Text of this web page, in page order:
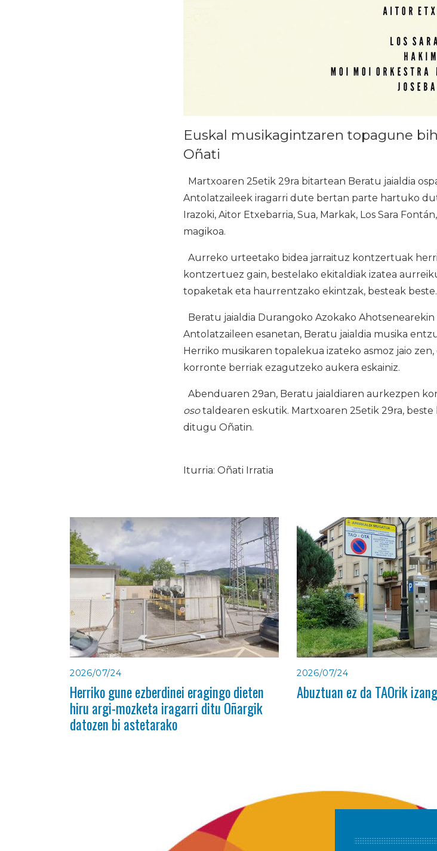
Euskal musikagintzaren topagune
Oñati
Martxoaren 25etik 29ra bitartean Beratu jaialdia
Antolatzaileek iragarri dute bertan parte hartuko
Irazoki, Aitor Etxebarria, Sua, Markak, Los Sara
magikoa.
Aurreko urteetako bidea jarraituz kontzertuak
kontzertuez gain, bestelako ekitaldiak izatea
topaketak eta haurrentzako ekintzak, besteak beste.
Beratu jaialdia Durangoko Azokako Ahotsenearekin
Antolatzaileen esanetan, Beratu jaialdia musika
Herriko musikaren topalekua izateko asmoz jaio
korronte berriak ezagutzeko aukera eskainiz.
Abenduaren 29an, Beratu jaialdiaren aurkezpen
osotaldearen eskutik. Martxoaren 25etik 29ra,
ditugu Oñatin.
Iturria: Oñati Irratia
2026/07/24
Herriko gune ezberdinei eragingo dieten
hiru argi-mozketa iragarri ditu Oñargik
datozen bi astetarako
2026/07/24
Abuztuan ez da TAOrik